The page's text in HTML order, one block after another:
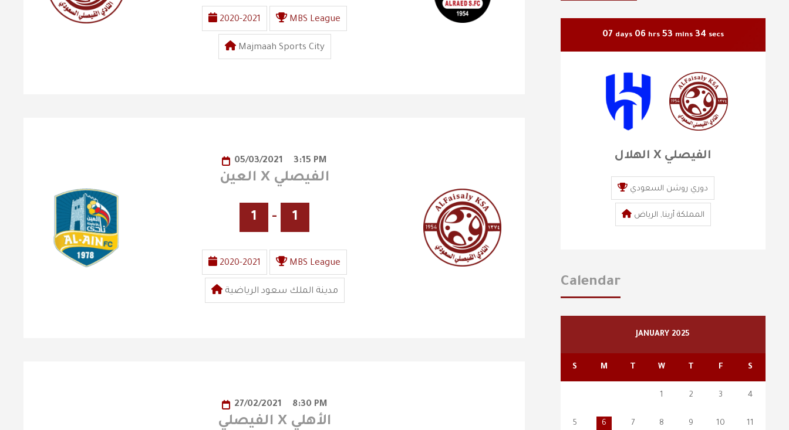
2020-2021 MBS League
Majmaah Sports City
05/03/2021 3:15 PM
العين X الفيصلي
1 - 1
2020-2021 MBS League
مدينة الملك سعود الرياضية
27/02/2021 8:30 PM
الفيصلي X الأهلي
07 days 06 hrs 53 mins 33 secs
الهلال X الفيصلي
دوري روشن السعودي
المملكة أرينا, الرياض
Calendar
JANUARY 2025
S M T W T F S
1 2 3 4
5 6 7 8 9 10 11